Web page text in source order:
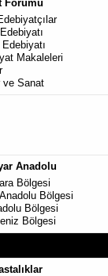
Forumu
Makaleleri
ve Sanat
Anadolu
Bölgesi
Bölgesi
Bölgesi
Bölgesi